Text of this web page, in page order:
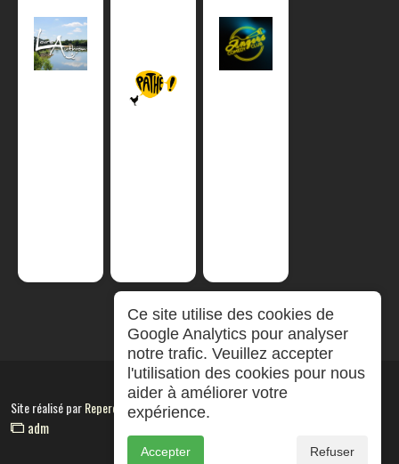
Site réalisé parRepereCom
adm
Ce site utilise des cookies de
Google Analytics pour analyser
notre trafic. Veuillez accepter
l'utilisation des cookies pour nous
aider à améliorer votre
expérience.
Accepter Refuser